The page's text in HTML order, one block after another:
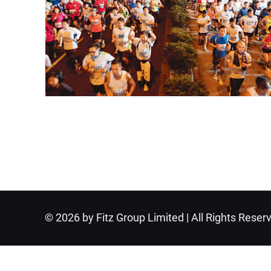
© 2026 by Fitz Group Limited | All Rights